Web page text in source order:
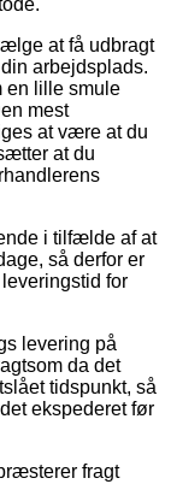
at få udbragt
arbejdsplads.
en lille smule
mest
at være at du
at du
i tilfælde af at
så derfor er
for
levering på
da det
tidspunkt, så
ekspederet før
fragt